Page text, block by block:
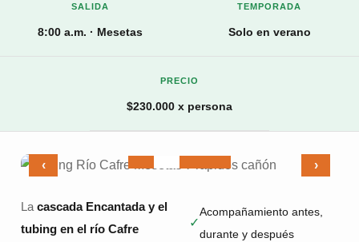
SALIDA
8:00 a.m. · Mesetas
TEMPORADA
Solo en verano
PRECIO
$230.000 x persona
‹ ›
La cascada Encantada y el
tubing en el río Cafre
✓
Acompañamiento antes,
durante y después